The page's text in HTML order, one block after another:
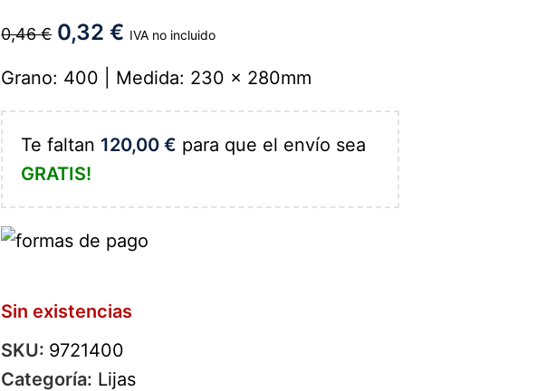
0,46€ 0,32€ IVA no incluido
Grano: 400 | Medida: 230 x 280mm
Te faltan 120,00€ para que el envío sea
GRATIS!
Sin existencias
SKU: 9721400
Categoría: Lijas